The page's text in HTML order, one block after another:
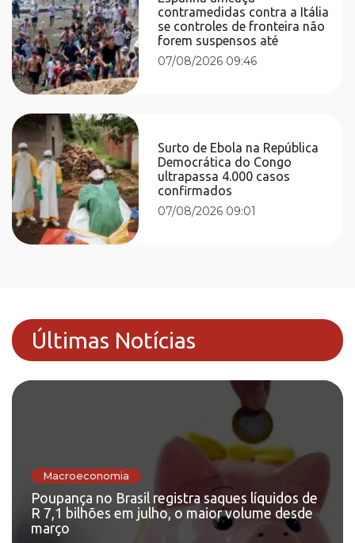
contramedidas contra a Itália
se controles de fronteira não
forem suspensos até
07/08/2026 09:46
Surto de Ebola na República
Democrática do Congo
ultrapassa 4.000 casos
confirmados
07/08/2026 09:01
Últimas Notícias
Macroeconomia
Poupança no Brasil registra saques líquidos de
R 7,1 bilhões em julho, o maior volume desde
março